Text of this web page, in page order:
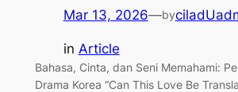
Mar 13, 2026—by
in Article
Bahasa, Cinta, dan Seni Memahami:
Drama Korea “Can This Love Be